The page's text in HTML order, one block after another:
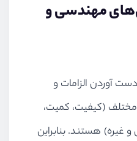
مهندسی و
آوردن الزامات و
(کیفیت، کمیت،
و غیره) هستند. بنابراین